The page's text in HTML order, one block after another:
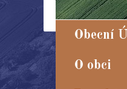
Obecní
O obci